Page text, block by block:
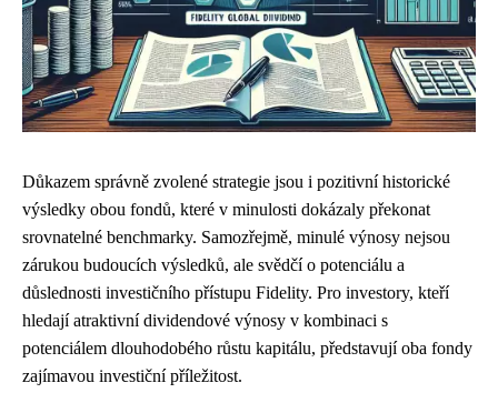
Důkazem správně zvolené strategie jsou i pozitivní historické
výsledky obou fondů, které v minulosti dokázaly překonat
srovnatelné benchmarky. Samozřejmě, minulé výnosy nejsou
zárukou budoucích výsledků, ale svědčí o potenciálu a
důslednosti investičního přístupu Fidelity. Pro investory, kteří
hledají atraktivní dividendové výnosy v kombinaci s
potenciálem dlouhodobého růstu kapitálu, představují oba fondy
zajímavou investiční příležitost.